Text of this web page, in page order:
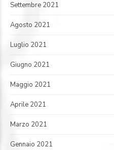
Settembre 2021
Agosto 2021
Luglio 2021
Giugno 2021
Maggio 2021
Aprile 2021
Marzo 2021
Gennaio 2021